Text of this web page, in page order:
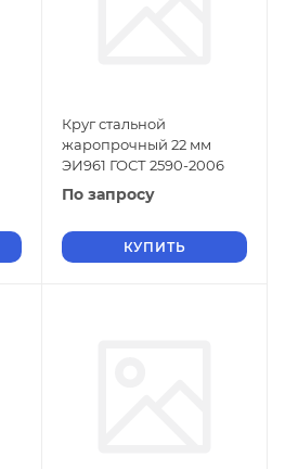
Круг стальной
жаропрочный 22 мм
ЭИ961 ГОСТ 2590-2006
По запросу
КУПИТЬ